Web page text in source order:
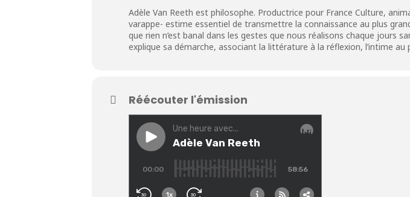
Adèle Van Reeth est philosophe. Productrice pour France Culture,
varappe- estime essentiel de transmettre la connaissance au plus
que rien n’est banal dans les gestes que nous réalisons chaque jours
explique sa démarche, associant la littérature à la réflexion, l’intime au
Réécouter l'émission